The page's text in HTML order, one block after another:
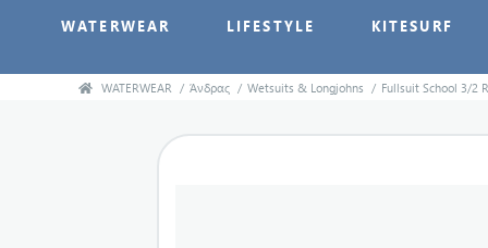
WATERWEAR LIFESTYLE KITESURF
WATERWEAR / Άνδρας / Wetsuits & Longjohns / Fullsuit School 3/2